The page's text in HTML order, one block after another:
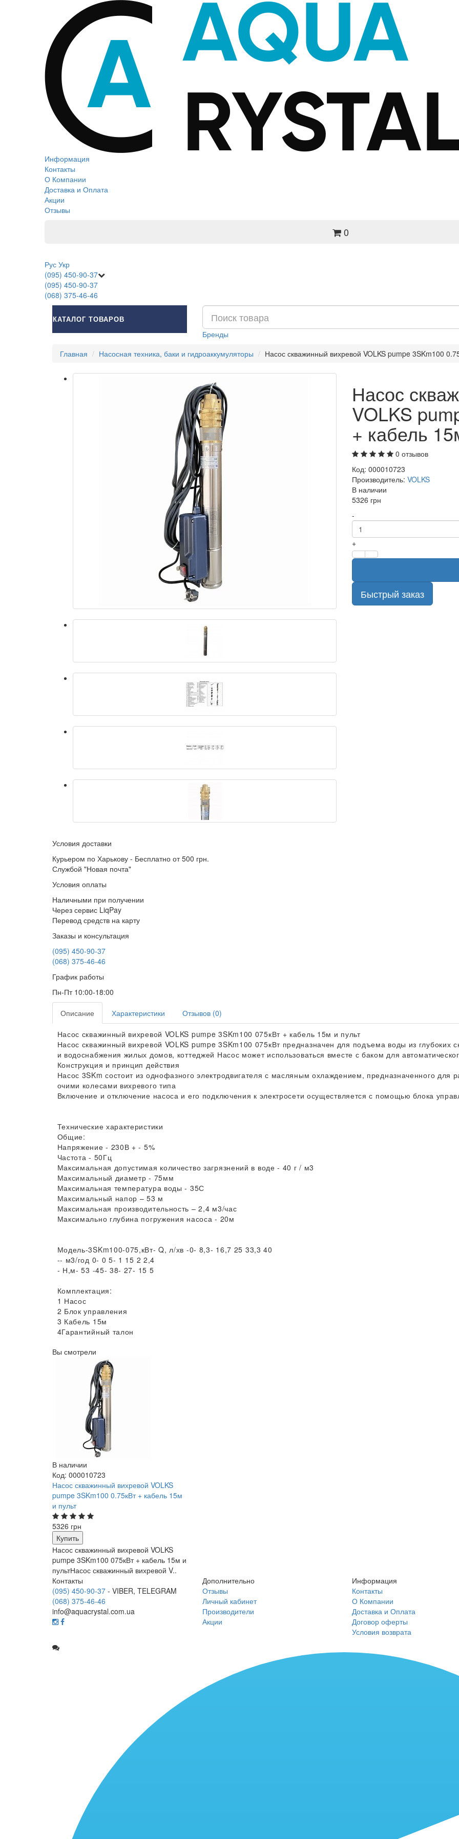
Информация
Контакты
О Компании
Доставка и Оплата
Акции
Отзывы
0
Рус Укр
(095) 450-90-37
(095) 450-90-37
(068) 375-46-46
Бренды
КАТАЛОГ ТОВАРОВ
Главная Насосная техника, баки и гидроаккумуляторы Насос скважинный вихревой VOLKS pumpe 3SKm100
Насос
VOLKS
+ кабель
0 отзывов
Код: 000010723
Производитель: VOLKS
В наличии
5326 грн
-
+
Быстрый заказ
Условия доставки
Курьером по Харькову - Бесплатно от 500 грн.
Службой "Новая почта"
Условия оплаты
Наличными при получении
Через сервис LiqPay
Перевод средств на карту
Заказы и консультация
(095) 450-90-37
(068) 375-46-46
График работы
Пн-Пт 10:00-18:00
Описание Характеристики Отзывов (0)
Насос скважинный вихревой VOLKS pumpe 3SKm100 075кВт + кабель 15м и пульт
Насос скважинный вихревой VOLKS pumpe 3SKm100 075кВт предназначен для подъема воды из глубоких
и водоснабжения жилых домов, коттеджей Насос может использоваться вместе с баком для
Конструкция и принцип действия
Насос 3SKm состоит из однофазного электродвигателя с масляным охлаждением, предназначенного для
очими колесами вихревого типа
Включение и отключение насоса и его подключения к электросети осуществляется с помощью блока
Технические характеристики
Общие:
Напряжение - 230В + - 5%
Частота - 50Гц
Максимальная допустимая количество загрязнений в воде - 40 г / м3
Максимальный диаметр - 75мм
Максимальная температура воды - 35С
Максимальный напор – 53 м
Максимальная производительность – 2,4 м3/час
Максимально глубина погружения насоса - 20м
Модель-3SKm100-075,кВт- Q, л/хв -0- 8,3- 16,7 25 33,3 40
-- м3/год 0- 0 5- 1 15 2 2,4
- Н,м- 53 -45- 38- 27- 15 5
Комплектация:
1 Насос
2 Блок управления
3 Кабель 15м
4Гарантийный талон
Вы смотрели
В наличии
Код: 000010723
Насос скважинный вихревой VOLKS
pumpe 3SKm100 0.75кВт + кабель 15м
и пульт
5326 грн
Купить
Насос скважинный вихревой VOLKS
pumpe 3SKm100 075кВт + кабель 15м и
пультНасос скважинный вихревой V..
Контакты
(095) 450-90-37 - VIBER, TELEGRAM
(068) 375-46-46
info@aquacrystal.com.ua
Дополнительно
Отзывы
Личный кабинет
Производители
Акции
Информация
Контакты
О Компании
Доставка и Оплата
Договор оферты
Условия возврата